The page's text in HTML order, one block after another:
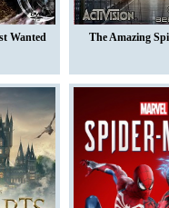
Wanted The Amazing